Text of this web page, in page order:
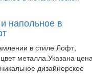
напольное в
в стиле Лофт,
металла.Указана
дизайнерское